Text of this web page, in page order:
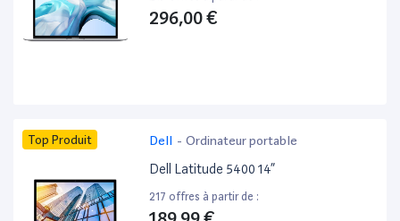
296,00 €
Top Produit Dell - Ordinateur portable
Dell Latitude 5400 14”
217 offres à partir de :